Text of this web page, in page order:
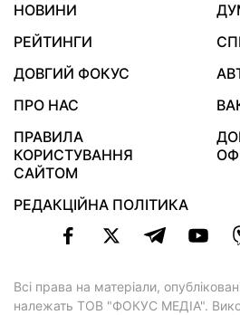
НОВИНИ
РЕЙТИНГИ
ДОВГИЙ ФОКУС
ПРО НАС
ПРАВИЛА
КОРИСТУВАННЯ
САЙТОМ
РЕДАКЦІЙНА ПОЛІТИКА
Всі права на матеріали,
належать ТОВ "ФОКУС МЕДІА".